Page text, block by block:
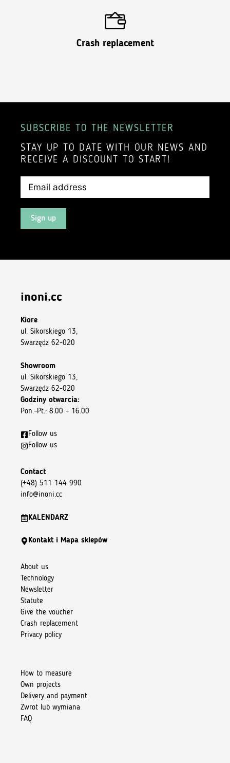
Crash replacement
SUBSCRIBE TO THE NEWSLETTER
STAY UP TO DATE WITH OUR NEWS AND
RECEIVE A DISCOUNT TO START!
Sign up
inoni.cc
Kiore
ul. Sikorskiego 13,
Swarzędz 62-020
Showroom
ul. Sikorskiego 13,
Swarzędz 62-020
Godziny otwarcia:
Pon.–Pt.: 8.00 – 16.00
Follow us
Follow us
Contact
(+48) 511 144 990
info@inoni.cc
KALENDARZ
Kontakt i Mapa sklepów
About us
Technology
Newsletter
Statute
Give the voucher
Crash replacement
Privacy policy
How to measure
Own projects
Delivery and payment
Zwrot lub wymiana
FAQ